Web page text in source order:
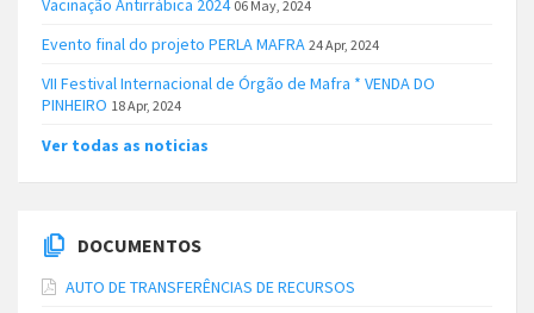
06 May, 2024
Evento final do projeto PERLA MAFRA 24 Apr, 2024
VII Festival Internacional de Órgão de Mafra * VENDA DO
PINHEIRO 18 Apr, 2024
Ver todas as noticias
DOCUMENTOS
AUTO DE TRANSFERÊNCIAS DE RECURSOS